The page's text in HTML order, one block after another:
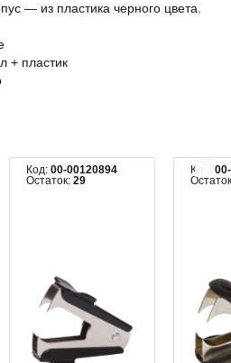
— из пластика черного цвета.
+ пластик
Код: 00-00120894
Остаток: 29
Код: